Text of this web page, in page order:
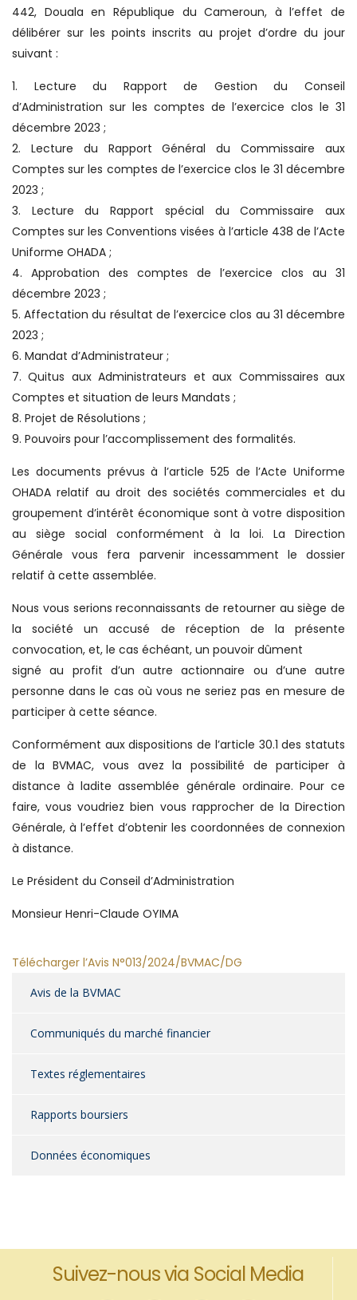
442, Douala en République du Cameroun, à l’effet de
délibérer sur les points inscrits au projet d’ordre du jour
suivant :
1. Lecture du Rapport de Gestion du Conseil
d’Administration sur les comptes de l’exercice clos le 31
décembre 2023 ;
2. Lecture du Rapport Général du Commissaire aux
Comptes sur les comptes de l’exercice clos le 31 décembre
2023 ;
3. Lecture du Rapport spécial du Commissaire aux
Comptes sur les Conventions visées à l’article 438 de l’Acte
Uniforme OHADA ;
4. Approbation des comptes de l’exercice clos au 31
décembre 2023 ;
5. Affectation du résultat de l’exercice clos au 31 décembre
2023 ;
6. Mandat d’Administrateur ;
7. Quitus aux Administrateurs et aux Commissaires aux
Comptes et situation de leurs Mandats ;
8. Projet de Résolutions ;
9. Pouvoirs pour l’accomplissement des formalités.
Les documents prévus à l’article 525 de l’Acte Uniforme
OHADA relatif au droit des sociétés commerciales et du
groupement d’intérêt économique sont à votre disposition
au siège social conformément à la loi. La Direction
Générale vous fera parvenir incessamment le dossier
relatif à cette assemblée.
Nous vous serions reconnaissants de retourner au siège de
la société un accusé de réception de la présente
convocation, et, le cas échéant, un pouvoir dûment
signé au profit d’un autre actionnaire ou d’une autre
personne dans le cas où vous ne seriez pas en mesure de
participer à cette séance.
Conformément aux dispositions de l’article 30.1 des statuts
de la BVMAC, vous avez la possibilité de participer à
distance à ladite assemblée générale ordinaire. Pour ce
faire, vous voudriez bien vous rapprocher de la Direction
Générale, à l’effet d’obtenir les coordonnées de connexion
à distance.
Le Président du Conseil d’Administration
Monsieur Henri-Claude OYIMA
Télécharger l’Avis N°013/2024/BVMAC/DG
Avis de la BVMAC
Communiqués du marché financier
Textes réglementaires
Rapports boursiers
Données économiques
Suivez-nous via Social Media